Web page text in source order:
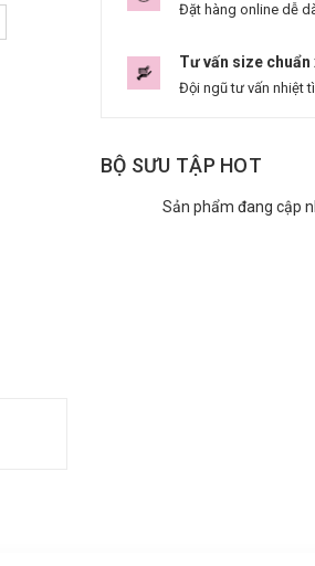
Đặt hàng online dễ
Tư vấn size chuẩn
Đội ngũ tư vấn nhiệt
BỘ SƯU TẬP HOT
Sản phẩm đang cập